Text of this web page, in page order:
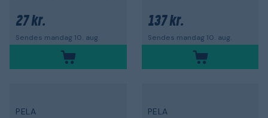
27 kr.
Sendes mandag 10. aug.
137 kr.
Sendes mandag 10. aug.
PELA PELA